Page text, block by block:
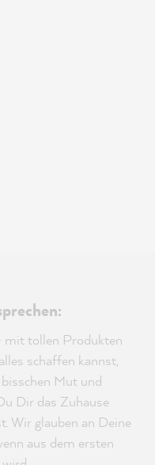
mit tollen Produkten
schaffen kannst,
Mut und
Dir das Zuhause
Wir glauben an Deine
aus dem ersten